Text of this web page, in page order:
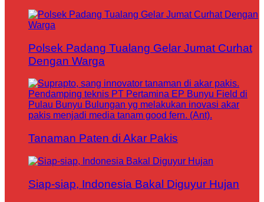
Polsek Padang Tualang Gelar Jumat Curhat
Dengan Warga
Tanaman Paten di Akar Pakis
Siap-siap, Indonesia Bakal Diguyur Hujan